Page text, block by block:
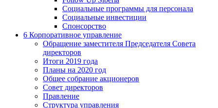
Социальные программы для персонала
Социальные инвестиции
Спонсорство
6 Корпоративное управление
Обращение заместителя Председателя Совета
директоров
Итоги 2019 года
Планы на 2020 год
Общее собрание акционеров
Совет директоров
Правление
Структура управления